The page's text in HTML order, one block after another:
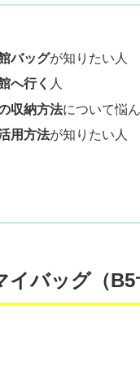
バッグが知りたい人
へ行く 人
収納方法について悩
用方法が知りたい人
イバッグ（